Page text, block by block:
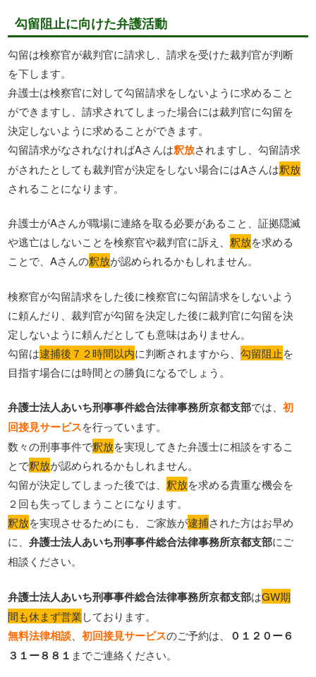
勾留阻止に向けた弁護活動
勾留は検察官が裁判官に請求し、請求を受けた裁判官が判断
を下します。
弁護士は検察官に対して勾留請求をしないように求めること
ができますし、請求されてしまった場合には裁判官に勾留を
決定しないように求めることができます。
勾留請求がなされなければAさんは釈放されますし、勾留請求
がされたとしても裁判官が決定をしない場合にはAさんは釈放
されることになります。
弁護士がAさんが職場に連絡を取る必要があること、証拠隠滅
や逃亡はしないことを検察官や裁判官に訴え、釈放を求める
ことで、Aさんの釈放が認められるかもしれません。
検察官が勾留請求をした後に検察官に勾留請求をしないよう
に頼んだり、裁判官が勾留を決定した後に裁判官に勾留を決
定しないように頼んだとしても意味はありません。
勾留は逮捕後７２時間以内に判断されますから、勾留阻止を
目指す場合には時間との勝負になるでしょう。
弁護士法人あいち刑事事件総合法律事務所京都支部では、初
回接見サービスを行っています。
数々の刑事事件で釈放を実現してきた弁護士に相談をするこ
とで釈放が認められるかもしれません。
勾留が決定してしまった後では、釈放を求める貴重な機会を
２回も失ってしまうことになります。
釈放を実現させるためにも、ご家族が逮捕された方はお早め
に、弁護士法人あいち刑事事件総合法律事務所京都支部にご
相談ください。
弁護士法人あいち刑事事件総合法律事務所京都支部はGW期
間も休まず営業しております。
無料法律相談 、初回接見サービスのご予約は、
０１２０ー６
３１ー８８１ までご連絡ください。